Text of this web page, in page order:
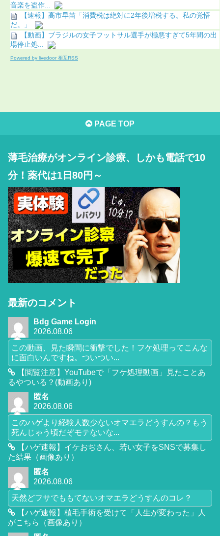
音楽を盗作...
【速報】高市早苗「消費税は絶対に2年後増税する。私の覚悟
だ。」
【動画】ブラジルの女子フットサル選手が極悪すぎて5年間の出
場停止処...
Powered by livedoor 相互RSS
PAGE TOP
薄毛治療がオンライン診療、しかも電話で10
分！薬代は1日80円～
最新のコメント
Bdg Game Login
2026.08.06
この動画、見た瞬間に衝撃でした！フケ処理ってこんな
に面白いんですね。ついつい...
【閲覧注意】YouTubeで「フケ処理動画」見たことあ
るやついる？(動画あり)
匿名
2026.08.06
このハゲより経験人数少ないオマエラどうすんの？もう
死んじゃう頃だぞモテないな...
【ハゲ速報】イケおぢさん、若い女子をSNSで募集し
た結果（画像あり）
匿名
2026.08.06
天然どフサでももてないオマエラどうすんのコレ？
【ハゲ速報】植毛手術を受けて「人生が変わった」人
がこちら（画像あり）